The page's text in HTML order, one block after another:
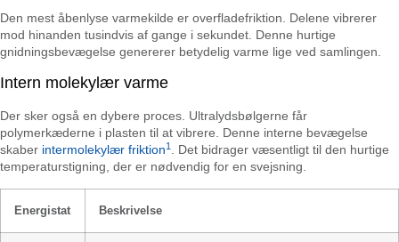
Den mest åbenlyse varmekilde er overfladefriktion. Delene vibrerer
mod hinanden tusindvis af gange i sekundet. Denne hurtige
gnidningsbevægelse genererer betydelig varme lige ved samlingen.
Intern molekylær varme
Der sker også en dybere proces. Ultralydsbølgerne får
polymerkæderne i plasten til at vibrere. Denne interne bevægelse
skaber intermolekylær friktion1 . Det bidrager væsentligt til den hurtige
temperaturstigning, der er nødvendig for en svejsning.
Energistat Beskrivelse